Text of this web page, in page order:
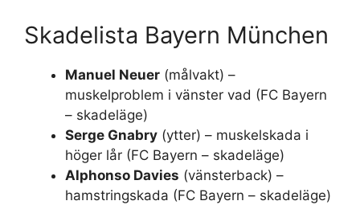
Skadelista Bayern München
Manuel Neuer (målvakt) –
muskelproblem i vänster vad (FC Bayern
– skadeläge)
Serge Gnabry (ytter) – muskelskada i
höger lår (FC Bayern – skadeläge)
Alphonso Davies (vänsterback) –
hamstringskada (FC Bayern – skadeläge)